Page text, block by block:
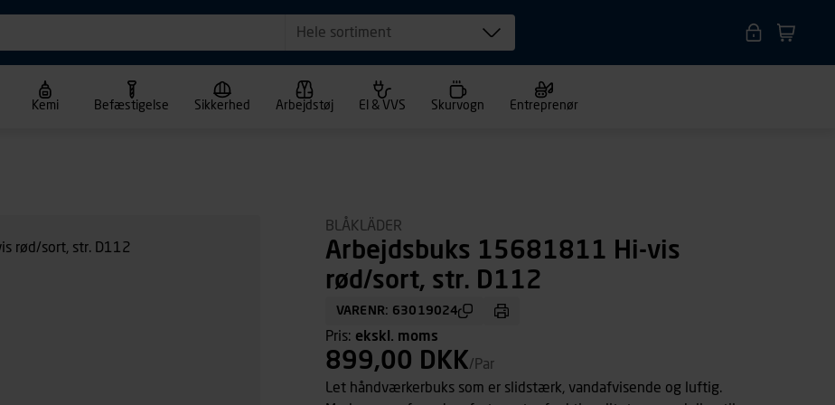
Hele sortiment
Kemi Befæstigelse Sikkerhed Arbejdstøj El & VVS Skurvogn Entreprenør
BLÅKLÄDER
Arbejdsbuks 15681811 Hi-vis
rød/sort, str. D112
VARENR: 63019024
Pris: ekskl. moms
899,00 DKK/Par
Let håndværkerbuks som er slidstærk, vandafvisende og luftig.